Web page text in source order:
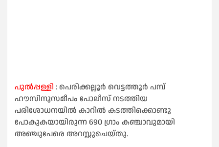
പുൽപ്പള്ളി : പെരിക്കല്ലൂർ വെട്ടത്തൂർ പമ്പ്
ഹൗസിനുസമീപം പോലീസ് നടത്തിയ
പരിശോധനയിൽ കാറിൽ കടത്തിക്കൊണ്ടു
പോകുകയായിരുന്ന 690 ഗ്രാം കഞ്ചാവുമായി
അഞ്ചുപേരെ അറസ്റ്റുചെയ്തു.